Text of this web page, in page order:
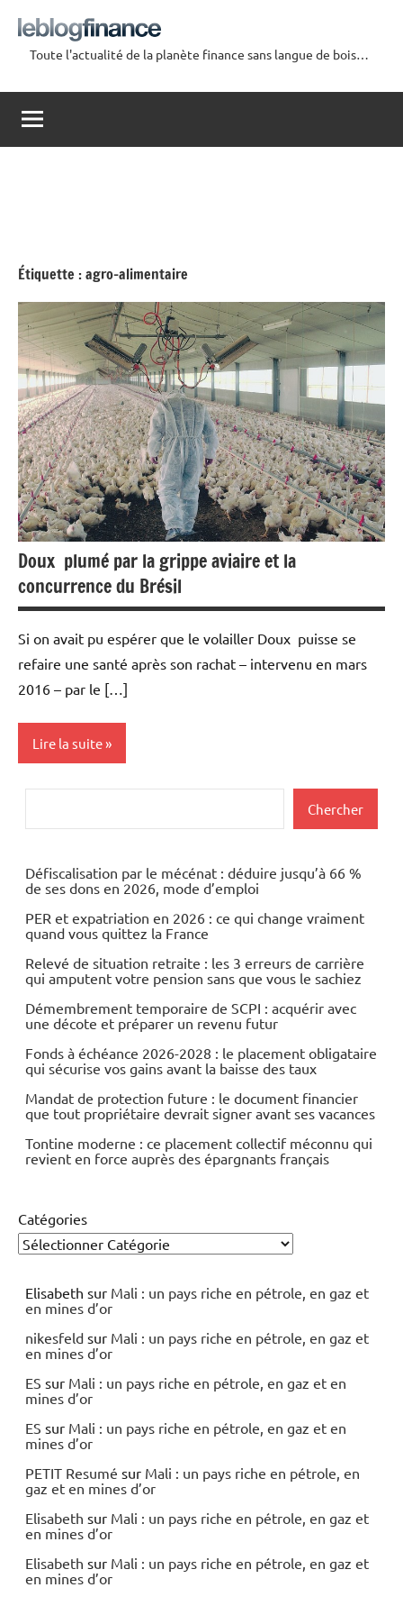
contenu
Blog
Finance
Toute l'actualité de la planète finance sans langue de bois…
Étiquette :agro-alimentaire
Doux plumé par la grippe aviaire et la
concurrence du Brésil
Si on avait pu espérer que le volailler Doux puisse se
refaire une santé après son rachat – intervenu en mars
2016 – par le […]
Lire la suite
Agriculture
Economie
Distribution
Chercher
Défiscalisation par le mécénat : déduire jusqu’à 66 %
de ses dons en 2026, mode d’emploi
PER et expatriation en 2026 : ce qui change vraiment
quand vous quittez la France
Relevé de situation retraite : les 3 erreurs de carrière
qui amputent votre pension sans que vous le sachiez
Démembrement temporaire de SCPI : acquérir avec
une décote et préparer un revenu futur
Fonds à échéance 2026-2028 : le placement obligataire
qui sécurise vos gains avant la baisse des taux
Mandat de protection future : le document financier
que tout propriétaire devrait signer avant ses vacances
Tontine moderne : ce placement collectif méconnu qui
revient en force auprès des épargnants français
Catégories
Elisabeth sur Mali : un pays riche en pétrole, en gaz et
en mines d’or
nikesfeld sur Mali : un pays riche en pétrole, en gaz et
en mines d’or
ES sur Mali : un pays riche en pétrole, en gaz et en
mines d’or
ES sur Mali : un pays riche en pétrole, en gaz et en
mines d’or
PETIT Resumé sur Mali : un pays riche en pétrole, en
gaz et en mines d’or
Elisabeth sur Mali : un pays riche en pétrole, en gaz et
en mines d’or
Elisabeth sur Mali : un pays riche en pétrole, en gaz et
en mines d’or